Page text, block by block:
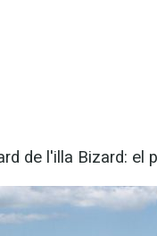
de l'illa Bizard: el